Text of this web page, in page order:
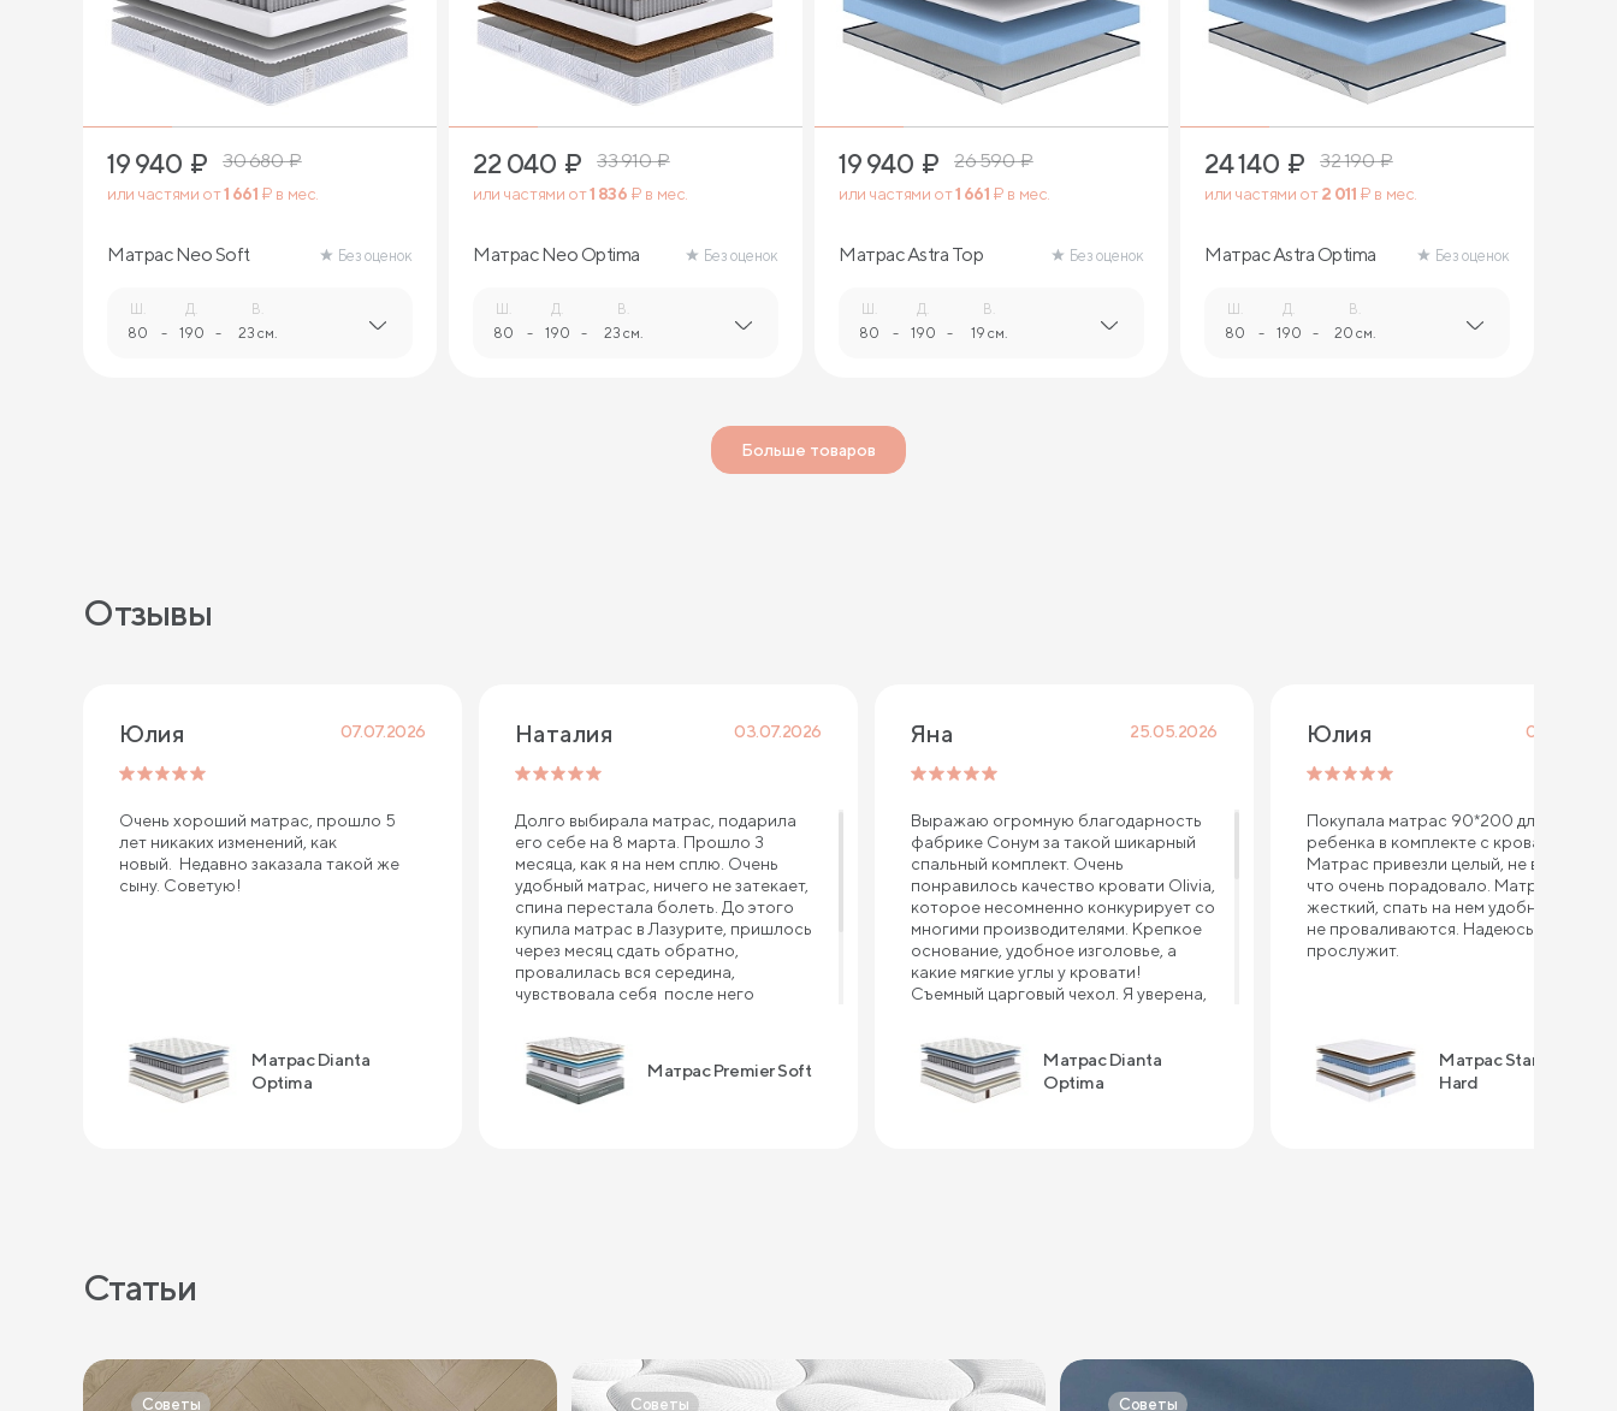
2
19 940 ₽ 30 680₽
или частями от1 661 ₽ в мес.
Матрас Neo Soft Без оценок
Ш.
80 -
Д.
190 -
В.
23 см.
2
22 040 ₽ 33 910₽
или частями от1 836 ₽ в мес.
Матрас Neo Optima Без оценок
Ш.
80 -
Д.
190 -
В.
23 см.
2
19 940 ₽ 26 590₽
или частями от1 661 ₽ в мес.
Матрас Astra Top Без оценок
Ш.
80 -
Д.
190 -
В.
19 см.
2
24 140 ₽ 32 190₽
или частями от2 011 ₽ в мес.
Матрас Astra Optima Без оценок
Ш.
80 -
Д.
190 -
В.
20 см.
Больше товаров
Отзывы
Юлия 07.07.2026
Очень хороший матрас, прошло 5
лет никаких изменений, как
новый. Недавно заказала такой же
сыну. Советую!
Матрас Dianta
Optima
Наталия 03.07.2026
Долго выбирала матрас, подарила
его себе на 8 марта. Прошло 3
месяца, как я на нем сплю. Очень
удобный матрас, ничего не затекает,
спина перестала болеть. До этого
купила матрас в Лазурите, пришлось
через месяц сдать обратно,
провалилась вся середина,
чувствовала себя после него
спина, и плечи. Рекомендую матрас
кампании Сонум к покупке, пока не
пожалела ни дня . Спасибо большое
за крепкий сон!!!
Матрас Premier Soft
Яна 25.05.2026
Выражаю огромную благодарность
фабрике Сонум за такой шикарный
спальный комплект. Очень
понравилось качество кровати Olivia,
которое несомненно конкурирует со
многими производителями. Крепкое
основание, удобное изголовье, а
какие мягкие углы у кровати!
Съемный царговый чехол. Я уверена,
с предыдущей кроватью другого
производителя примерно через год
это случилось. А матрас - это
отдельный шедевр! Выдерживает
Матрас Dianta
Optima
Юлия 08.04.2026
Покупала матрас 90*200 для
ребенка в комплекте с кроватью.
Матрас привезли целый, не всткурке,
что очень порадовало. Матрас
жесткий, спать на нем удобно, бока
не проваливаются. Надеюсь долго
прослужит.
Матрас Standart
Hard
Статьи
Советы Советы Советы